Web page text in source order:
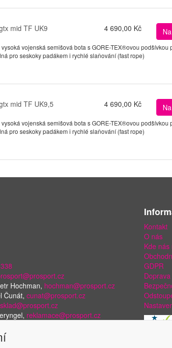
mid TF UK9
4 690,00 Kč
vojenská semišová bota s GORE-TEX®ovou
pro seskoky padákem i rychlé slaňování (fast rope)
mid TF UK9,5
4 690,00 Kč
vojenská semišová bota s GORE-TEX®ovou
pro seskoky padákem i rychlé slaňování (fast rope)
Hochman, hochman@prosport.cz
Čunát, cunat@prosport.cz
sklad@prosport.cz
reklamace@prosport.cz
Kontakt
O nás
Kde nás
GDPR